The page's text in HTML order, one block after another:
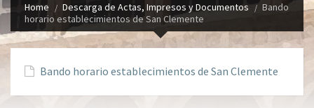
Home Descarga de Actas, Impresos y Documentos
Bando
horario establecimientos de San Clemente
Bando horario establecimientos de San Clemente